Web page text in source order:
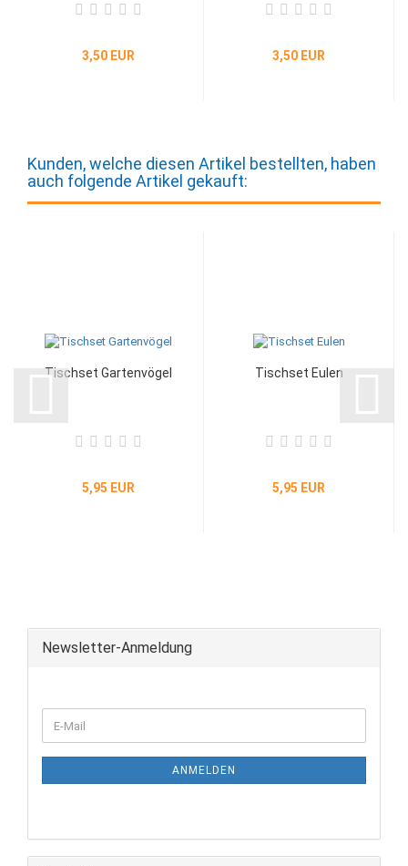
3,50 EUR 3,50 EUR
Kunden, welche diesen Artikel bestellten, haben
auch folgende Artikel gekauft:
Tischset Gartenvögel
5,95 EUR
Tischset Eulen
5,95 EUR
Newsletter-Anmeldung
ANMELDEN